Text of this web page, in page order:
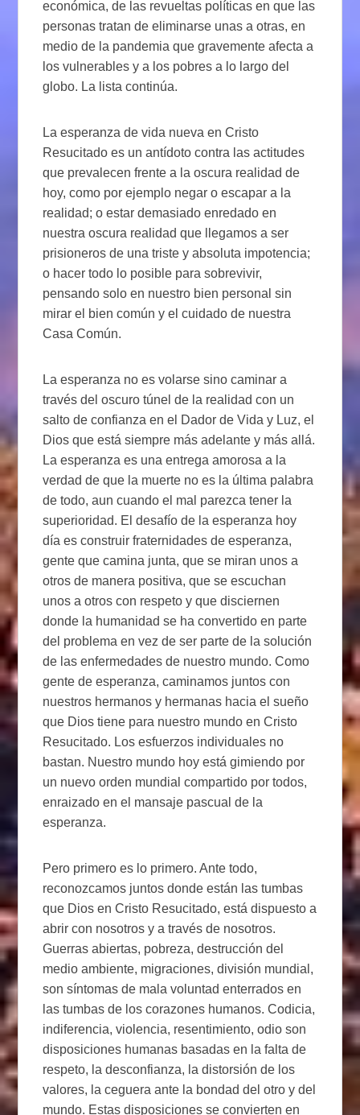
económica, de las revueltas políticas en que las
personas tratan de eliminarse unas a otras, en
medio de la pandemia que gravemente afecta a
los vulnerables y a los pobres a lo largo del
globo. La lista continúa.
La esperanza de vida nueva en Cristo
Resucitado es un antídoto contra las actitudes
que prevalecen frente a la oscura realidad de
hoy, como por ejemplo negar o escapar a la
realidad; o estar demasiado enredado en
nuestra oscura realidad que llegamos a ser
prisioneros de una triste y absoluta impotencia;
o hacer todo lo posible para sobrevivir,
pensando solo en nuestro bien personal sin
mirar el bien común y el cuidado de nuestra
Casa Común.
La esperanza no es volarse sino caminar a
través del oscuro túnel de la realidad con un
salto de confianza en el Dador de Vida y Luz, el
Dios que está siempre más adelante y más allá.
La esperanza es una entrega amorosa a la
verdad de que la muerte no es la última palabra
de todo, aun cuando el mal parezca tener la
superioridad. El desafío de la esperanza hoy
día es construir fraternidades de esperanza,
gente que camina junta, que se miran unos a
otros de manera positiva, que se escuchan
unos a otros con respeto y que disciernen
donde la humanidad se ha convertido en parte
del problema en vez de ser parte de la solución
de las enfermedades de nuestro mundo. Como
gente de esperanza, caminamos juntos con
nuestros hermanos y hermanas hacia el sueño
que Dios tiene para nuestro mundo en Cristo
Resucitado. Los esfuerzos individuales no
bastan. Nuestro mundo hoy está gimiendo por
un nuevo orden mundial compartido por todos,
enraizado en el mansaje pascual de la
esperanza.
Pero primero es lo primero. Ante todo,
reconozcamos juntos donde están las tumbas
que Dios en Cristo Resucitado, está dispuesto a
abrir con nosotros y a través de nosotros.
Guerras abiertas, pobreza, destrucción del
medio ambiente, migraciones, división mundial,
son síntomas de mala voluntad enterrados en
las tumbas de los corazones humanos. Codicia,
indiferencia, violencia, resentimiento, odio son
disposiciones humanas basadas en la falta de
respeto, la desconfianza, la distorsión de los
valores, la ceguera ante la bondad del otro y del
mundo. Estas disposiciones se convierten en